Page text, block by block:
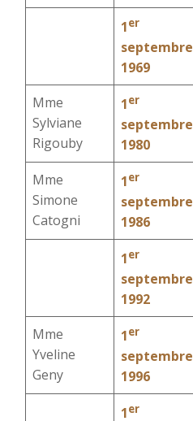
1er
septembre
1969
Mme
Sylviane
Rigouby
1er
septembre
1980
Mme
Simone
Catogni
1er
septembre
1986
1er
septembre
1992
Mme
Yveline
Geny
1er
septembre
1996
1er